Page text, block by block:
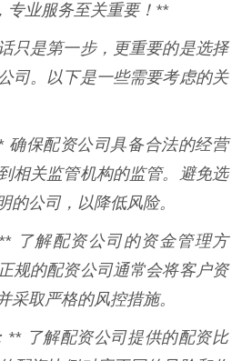
专业服务至关重要！**
只是第一步，更重要的是选择
司。以下是一些需要考虑的关
确保配资公司具备合法的经营
相关监管机构的监管。避免选
的公司，以降低风险。
了解配资公司的资金管理方
规的配资公司通常会将客户资
采取严格的风控措施。
** 了解配资公司提供的配资比